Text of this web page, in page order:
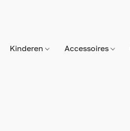
Kinderen Accessoires